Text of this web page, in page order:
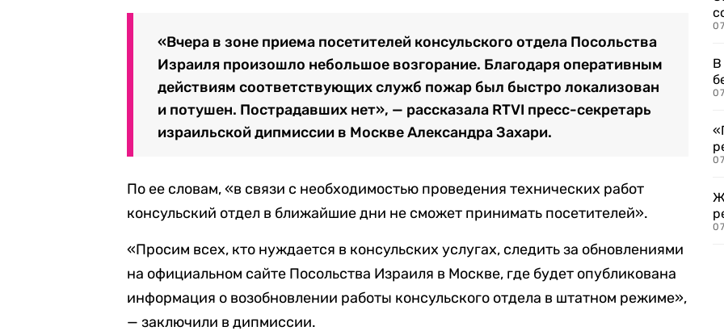
«Вчера в зоне приема посетителей консульского отдела Посольства
Израиля произошло небольшое возгорание. Благодаря оперативным
действиям соответствующих служб пожар был быстро локализован
и потушен. Пострадавших нет», — рассказала RTVI пресс-секретарь
израильской дипмиссии в Москве Александра Захари.
По ее словам, «в связи с необходимостью проведения технических работ
консульский отдел в ближайшие дни не сможет принимать посетителей».
«Просим всех, кто нуждается в консульских услугах, следить за обновлениями
на официальном сайте Посольства Израиля в Москве, где будет опубликована
информация о возобновлении работы консульского отдела в штатном режиме»,
— заключили в дипмиссии.
В